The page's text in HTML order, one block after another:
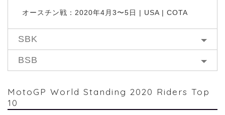
オースチン戦：2020年4月3〜5日 | USA | COTA
SBK
BSB
MotoGP World Standing 2020 Riders Top
10